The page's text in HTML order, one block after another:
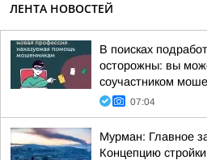
ЛЕНТА НОВОСТЕЙ
В поисках
осторожны: вы
соучастником
07:04
Мурман: Главное
Концепцию